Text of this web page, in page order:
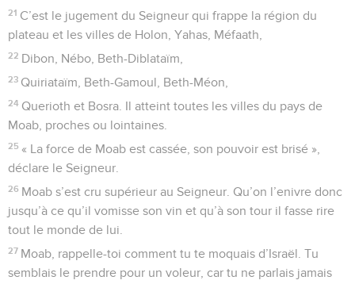
21 C’est le jugement du Seigneur qui frappe la région du
plateau et les villes de Holon, Yahas, Méfaath,
22 Dibon, Nébo, Beth-Diblataïm,
23 Quiriataïm, Beth-Gamoul, Beth-Méon,
24 Querioth et Bosra. Il atteint toutes les villes du pays de
Moab, proches ou lointaines.
25 « La force de Moab est cassée, son pouvoir est brisé »,
déclare le Seigneur.
26 Moab s’est cru supérieur au Seigneur. Qu’on l’enivre donc
jusqu’à ce qu’il vomisse son vin et qu’à son tour il fasse rire
tout le monde de lui.
27 Moab, rappelle-toi comment tu te moquais d’Israël. Tu
semblais le prendre pour un voleur, car tu ne parlais jamais